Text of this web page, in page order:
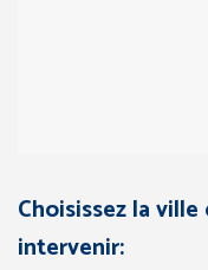
Choisissez la
intervenir: